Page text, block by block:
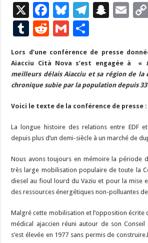
X
F
ac
e
b
o
o
k
Bl
u
es
ky
T
gr
a
m
S
p
c
h
at
E
l
T
u
m
bl
r
R
d
di
t
G
ai
l
ar
ta
g
er
Lors d’une conférence de presse
Aiacciu Cità Nova s’est engagée à «
meilleurs délais Aiacciu et sa région de la
chronique subie par la population depuis 33
Voici le texte de la conférence de presse :
La longue histoire des relations entre EDF
depuis plus d’un demi-siècle à un marché de
Nous avons toujours en mémoire la période
très large mobilisation populaire de toute la
diesel au fioul lourd du Vaziu et pour la mise
des ressources énergétiques non-polluantes de
Malgré cette mobilisation et l’opposition écrite
médical ajaccien réuni autour de son Conseil
s’est élevée en 1977 sans permis de